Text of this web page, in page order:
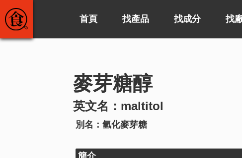
首頁 找產品 找成分 找
麥芽糖醇
英文名：maltitol
別名：氫化麥芽糖
簡介